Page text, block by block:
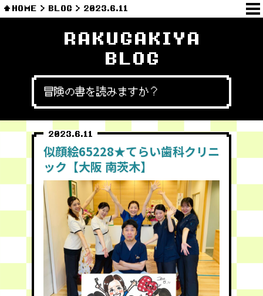
HOME BLOG 2023.6.11
RAKUGAKIYA
BLOG
冒険の書を読みますか？
2023.6.11
似顔絵65228★てらい歯科クリニ
ック【大阪 南茨木】